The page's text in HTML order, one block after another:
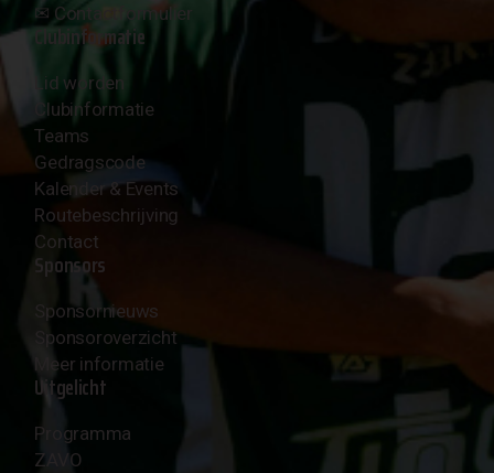
✉︎ Contactformulier
Clubinformatie
Lid worden
Clubinformatie
Teams
Gedragscode
Kalender & Events
Routebeschrijving
Contact
Sponsors
Sponsornieuws
Sponsoroverzicht
Meer informatie
Uitgelicht
Programma
ZAVO